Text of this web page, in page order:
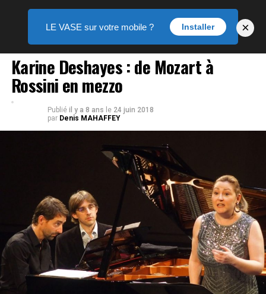
MUSIQUE
Karine Deshayes : de Mozart à
Rossini en mezzo
Publié il y a 8 ans le 24 juin 2018
par Denis MAHAFFEY
LE VASE sur votre mobile ? Installer ×